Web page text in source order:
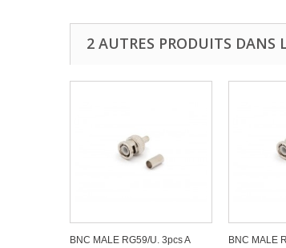
2 AUTRES PRODUITS DANS
BNC MALE RG59/U. 3pcs A
BNC MALE